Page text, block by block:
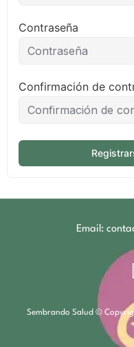
Contraseña
Confirmación de
Email:
Sembrando Salud ©